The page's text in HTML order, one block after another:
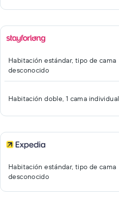
Habitación estándar, tipo de cama
desconocido
Habitación doble, 1 cama individual
Habitación estándar, tipo de cama
desconocido